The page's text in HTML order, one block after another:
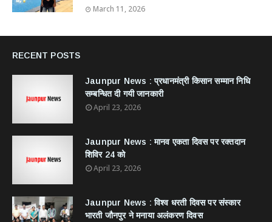
March 11, 2026
RECENT POSTS
Jaunpur News : ​प्रधानमंत्री किसान सम्मान निधि
सम्बन्धित दी गयी जानकारी
April 23, 2026
Jaunpur News : ​मानव एकता दिवस पर रक्तदान
शिविर 24 को
April 23, 2026
Jaunpur News : विश्व धरती दिवस पर संस्कार
भारती जौनपुर ने मनाया अलंकरण दिवस